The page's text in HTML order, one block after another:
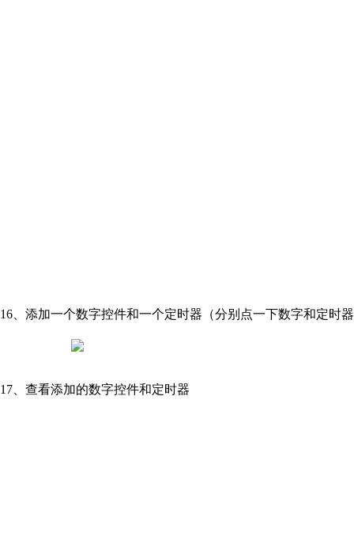
16、添加一个数字控件和一个定时器（分别点一下数字和定时
17、查看添加的数字控件和定时器